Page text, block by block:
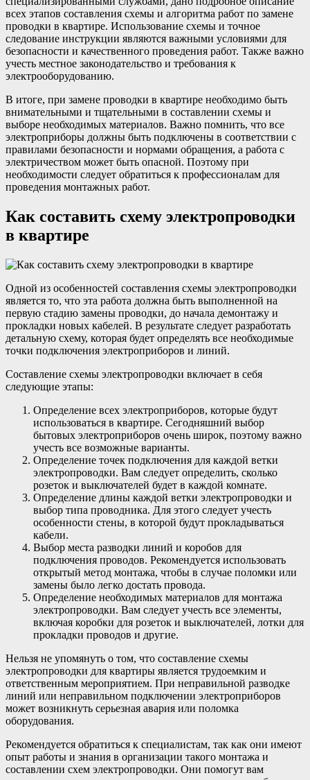
всех этапов составления схемы и алгоритма работ по замене
проводки в квартире. Использование схемы и точное
следование инструкции являются важными условиями для
безопасности и качественного проведения работ. Также важно
учесть местное законодательство и требования к
электрооборудованию.
В итоге, при замене проводки в квартире необходимо быть
внимательными и тщательными в составлении схемы и
выборе необходимых материалов. Важно помнить, что все
электроприборы должны быть подключены в соответствии с
правилами безопасности и нормами обращения, а работа с
электричеством может быть опасной. Поэтому при
необходимости следует обратиться к профессионалам для
проведения монтажных работ.
Как составить схему электропроводки
в квартире
Одной из особенностей составления схемы электропроводки
является то, что эта работа должна быть выполненной на
первую стадию замены проводки, до начала демонтажу и
прокладки новых кабелей. В результате следует разработать
детальную схему, которая будет определять все необходимые
точки подключения электроприборов и линий.
Составление схемы электропроводки включает в себя
следующие этапы:
Определение всех электроприборов, которые будут
использоваться в квартире. Сегодняшний выбор
бытовых электроприборов очень широк, поэтому важно
учесть все возможные варианты.
Определение точек подключения для каждой ветки
электропроводки. Вам следует определить, сколько
розеток и выключателей будет в каждой комнате.
Определение длины каждой ветки электропроводки и
выбор типа проводника. Для этого следует учесть
особенности стены, в которой будут прокладываться
кабели.
Выбор места разводки линий и коробов для
подключения проводов. Рекомендуется использовать
открытый метод монтажа, чтобы в случае поломки или
замены было легко достать провода.
Определение необходимых материалов для монтажа
электропроводки. Вам следует учесть все элементы,
включая коробки для розеток и выключателей, лотки для
прокладки проводов и другие.
Нельзя не упомянуть о том, что составление схемы
электропроводки для квартиры является трудоемким и
ответственным мероприятием. При неправильной разводке
линий или неправильном подключении электроприборов
может возникнуть серьезная авария или поломка
оборудования.
Рекомендуется обратиться к специалистам, так как они имеют
опыт работы и знания в организации такого монтажа и
составлении схем электропроводки. Они помогут вам